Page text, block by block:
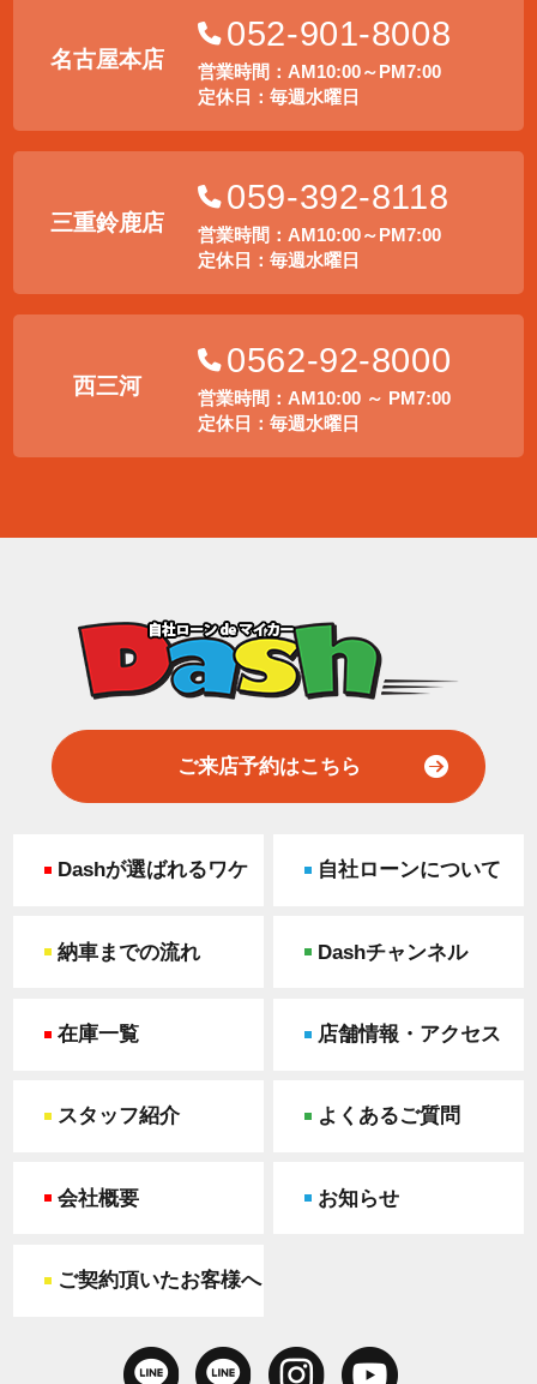
名古屋本店
052-901-8008
営業時間：AM10:00～PM7:00
定休日：毎週水曜日
三重鈴鹿店
059-392-8118
営業時間：AM10:00～PM7:00
定休日：毎週水曜日
西三河
0562-92-8000
営業時間：AM10:00 ～ PM7:00
定休日：毎週水曜日
ご来店予約はこちら
Dashが選ばれるワケ 自社ローンについて
納車までの流れ Dashチャンネル
在庫一覧 店舗情報・アクセス
スタッフ紹介 よくあるご質問
会社概要 お知らせ
ご契約頂いたお客様へ